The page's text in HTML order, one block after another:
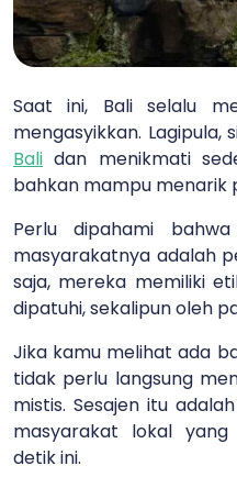
Saat ini, Bali selalu
mengasyikkan. Lagipula,
Bali dan menikmati
bahkan mampu menarik
Perlu dipahami
masyarakatnya adalah
saja, mereka memiliki
dipatuhi, sekalipun oleh
Jika kamu melihat ada
tidak perlu langsung
mistis. Sesajen itu
masyarakat lokal
detik ini.